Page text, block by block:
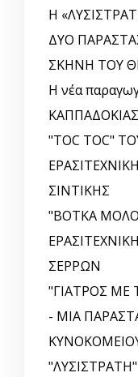
Η
ΔΥΟ
ΣΚΗΝΗ ΤΟΥ
Η νέα
"TOC TOC"
ΣΙΝΤΙΚΗΣ
"ΒΟΤΚΑ
ΣΕΡΡΩΝ
"ΓΙΑΤΡΟΣ ΜΕ
- ΜΙΑ